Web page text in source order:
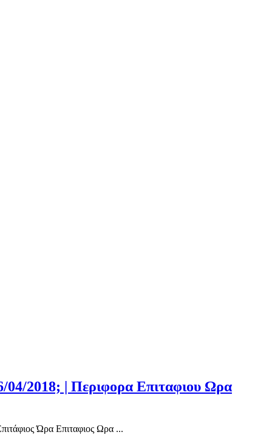
04/2018; | Περιφορα Επιταφιου Ωρα
Ώρα Επιταφιος Ωρα ...